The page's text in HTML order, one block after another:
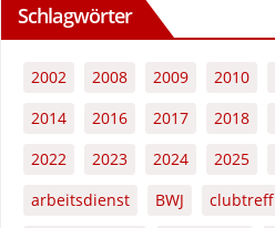
Schlagwörter
2002 2008 2009 2010
2014
2016 2017 2018
2022
2023 2024 2025
arbeitsdienst
BWJ clubtreff